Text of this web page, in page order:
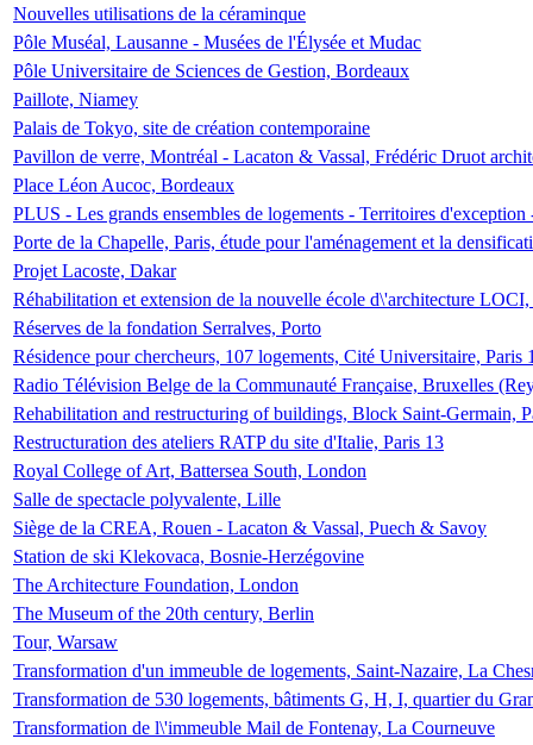
Nouvelles utilisations de la céraminque
Pôle Muséal, Lausanne - Musées de l'Élysée et Mudac
Pôle Universitaire de Sciences de Gestion, Bordeaux
Paillote, Niamey
Palais de Tokyo, site de création contemporaine
Pavillon de verre, Montréal - Lacaton & Vassal, Frédéric Druot
Place Léon Aucoc, Bordeaux
PLUS - Les grands ensembles de logements - Territoires
Porte de la Chapelle, Paris, étude pour l'aménagement et la
Projet Lacoste, Dakar
Réhabilitation et extension de la nouvelle école d\'architecture
Réserves de la fondation Serralves, Porto
Résidence pour chercheurs, 107 logements, Cité Universitaire, Paris
Radio Télévision Belge de la Communauté Française, Bruxelles
Rehabilitation and restructuring of buildings, Block Saint-Germain,
Restructuration des ateliers RATP du site d'Italie, Paris 13
Royal College of Art, Battersea South, London
Salle de spectacle polyvalente, Lille
Siège de la CREA, Rouen - Lacaton & Vassal, Puech & Savoy
Station de ski Klekovaca, Bosnie-Herzégovine
The Architecture Foundation, London
The Museum of the 20th century, Berlin
Tour, Warsaw
Transformation d'un immeuble de logements, Saint-Nazaire, La
Transformation de 530 logements, bâtiments G, H, I, quartier du
Transformation de l\'immeuble Mail de Fontenay, La Courneuve